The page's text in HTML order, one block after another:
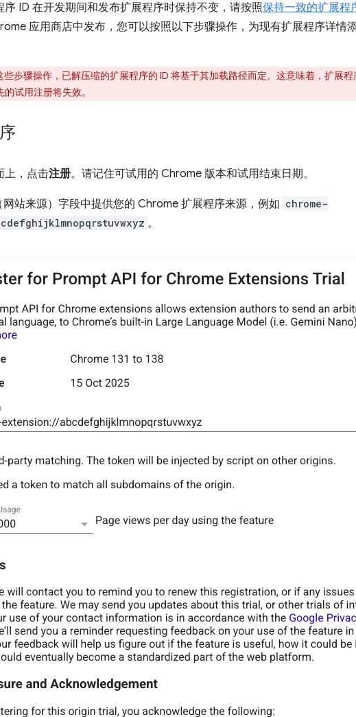
序 ID 在开发期间和发布扩展程序时保持不变，请按照保持一致的扩展程
应用商店中发布，您可以按照以下步骤操作，为现有扩展程序详情
些步骤操作，已解压缩的扩展程序的 ID 将基于其加载路径而定。这意味着，扩展
试用注册将失效。
上，点击注册。请记住可试用的 Chrome 版本和试用结束日期。
网站来源）字段中提供您的 Chrome 扩展程序来源，例如 chrome-
。